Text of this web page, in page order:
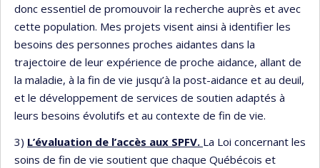
donc essentiel de promouvoir la recherche auprès et avec
cette population. Mes projets visent ainsi à identifier les
besoins des personnes proches aidantes dans la
trajectoire de leur expérience de proche aidance, allant de
la maladie, à la fin de vie jusqu’à la post-aidance et au deuil,
et le développement de services de soutien adaptés à
leurs besoins évolutifs et au contexte de fin de vie.
3) L’évaluation de l’accès aux SPFV. La Loi concernant les
soins de fin de vie soutient que chaque Québécois et